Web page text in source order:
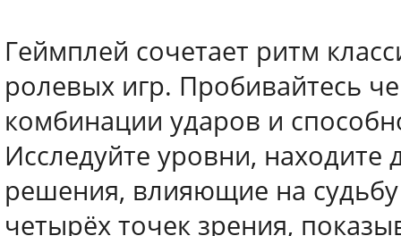
Геймплей сочетает ритм
ролевых игр. Пробивайтесь
комбинации ударов и
Исследуйте уровни,
решения, влияющие на
четырёх точек зрения,